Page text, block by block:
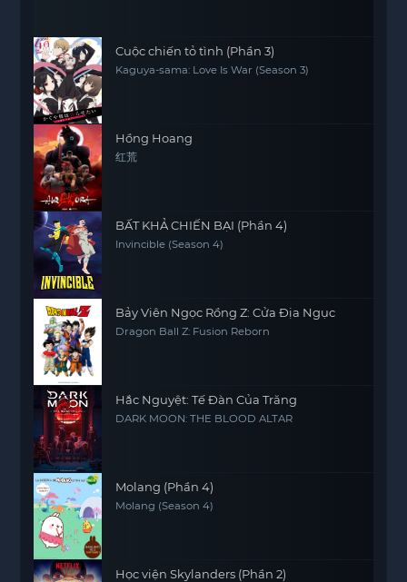
Cuộc chiến tỏ tình (Phần 3)
Kaguya-sama: Love Is War (Season 3)
Hồng Hoang
红荒
BẤT KHẢ CHIẾN BẠI (Phần 4)
Invincible (Season 4)
Bảy Viên Ngọc Rồng Z: Cửa Địa Ngục
Dragon Ball Z: Fusion Reborn
Hắc Nguyệt: Tế Đàn Của Trăng
DARK MOON: THE BLOOD ALTAR
Molang (Phần 4)
Molang (Season 4)
Học viện Skylanders (Phần 2)